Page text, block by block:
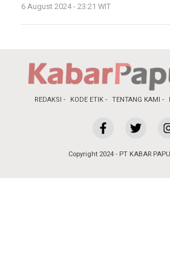
6 August 2024 - 23:21 WIT
REDAKSI KODE ETIK TENTANG KAMI
Copyright 2024 - PT KABAR